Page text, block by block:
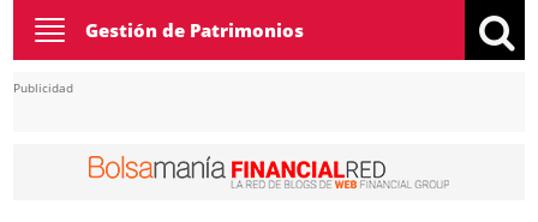
Toggle
navigation
Gestión de Patrimonios
Publicidad